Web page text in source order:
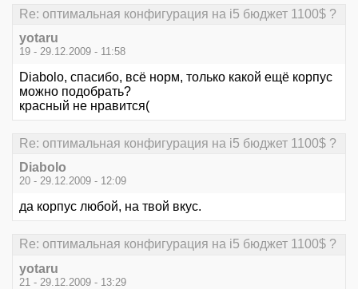
Re: оптимальная конфигурация на i5 бюджет 1100$ ?
yotaru
19 - 29.12.2009 - 11:58
Diabolo, спасибо, всё норм, только какой ещё корпус
можно подобрать?
красный не нравится(
Re: оптимальная конфигурация на i5 бюджет 1100$ ?
Diabolo
20 - 29.12.2009 - 12:09
да корпус любой, на твой вкус.
Re: оптимальная конфигурация на i5 бюджет 1100$ ?
yotaru
21 - 29.12.2009 - 13:29